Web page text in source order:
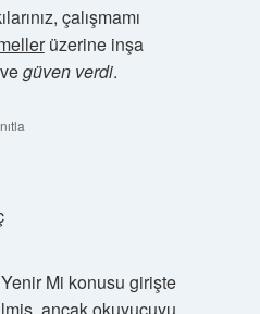
çalışmamı
üzerine inşa
güven verdi.
Mi konusu girişte
ancak okuyucuyu